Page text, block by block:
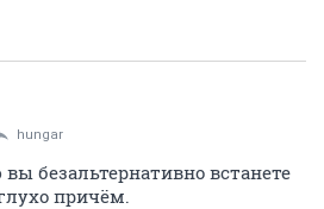
hungar
безальтернативно встанете
причём.